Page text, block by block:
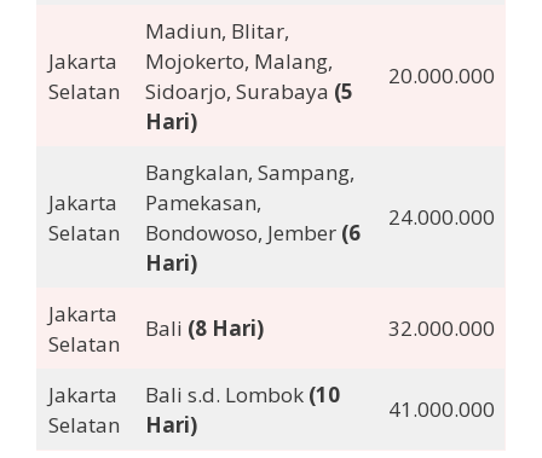
Jakarta
Selatan
Madiun, Blitar,
Mojokerto, Malang,
Sidoarjo, Surabaya (5
Hari)
20.000.000
Jakarta
Selatan
Bangkalan, Sampang,
Pamekasan,
Bondowoso, Jember (6
Hari)
24.000.000
Jakarta
Selatan
Bali (8 Hari) 32.000.000
Jakarta
Selatan
Bali s.d. Lombok (10
Hari)
41.000.000